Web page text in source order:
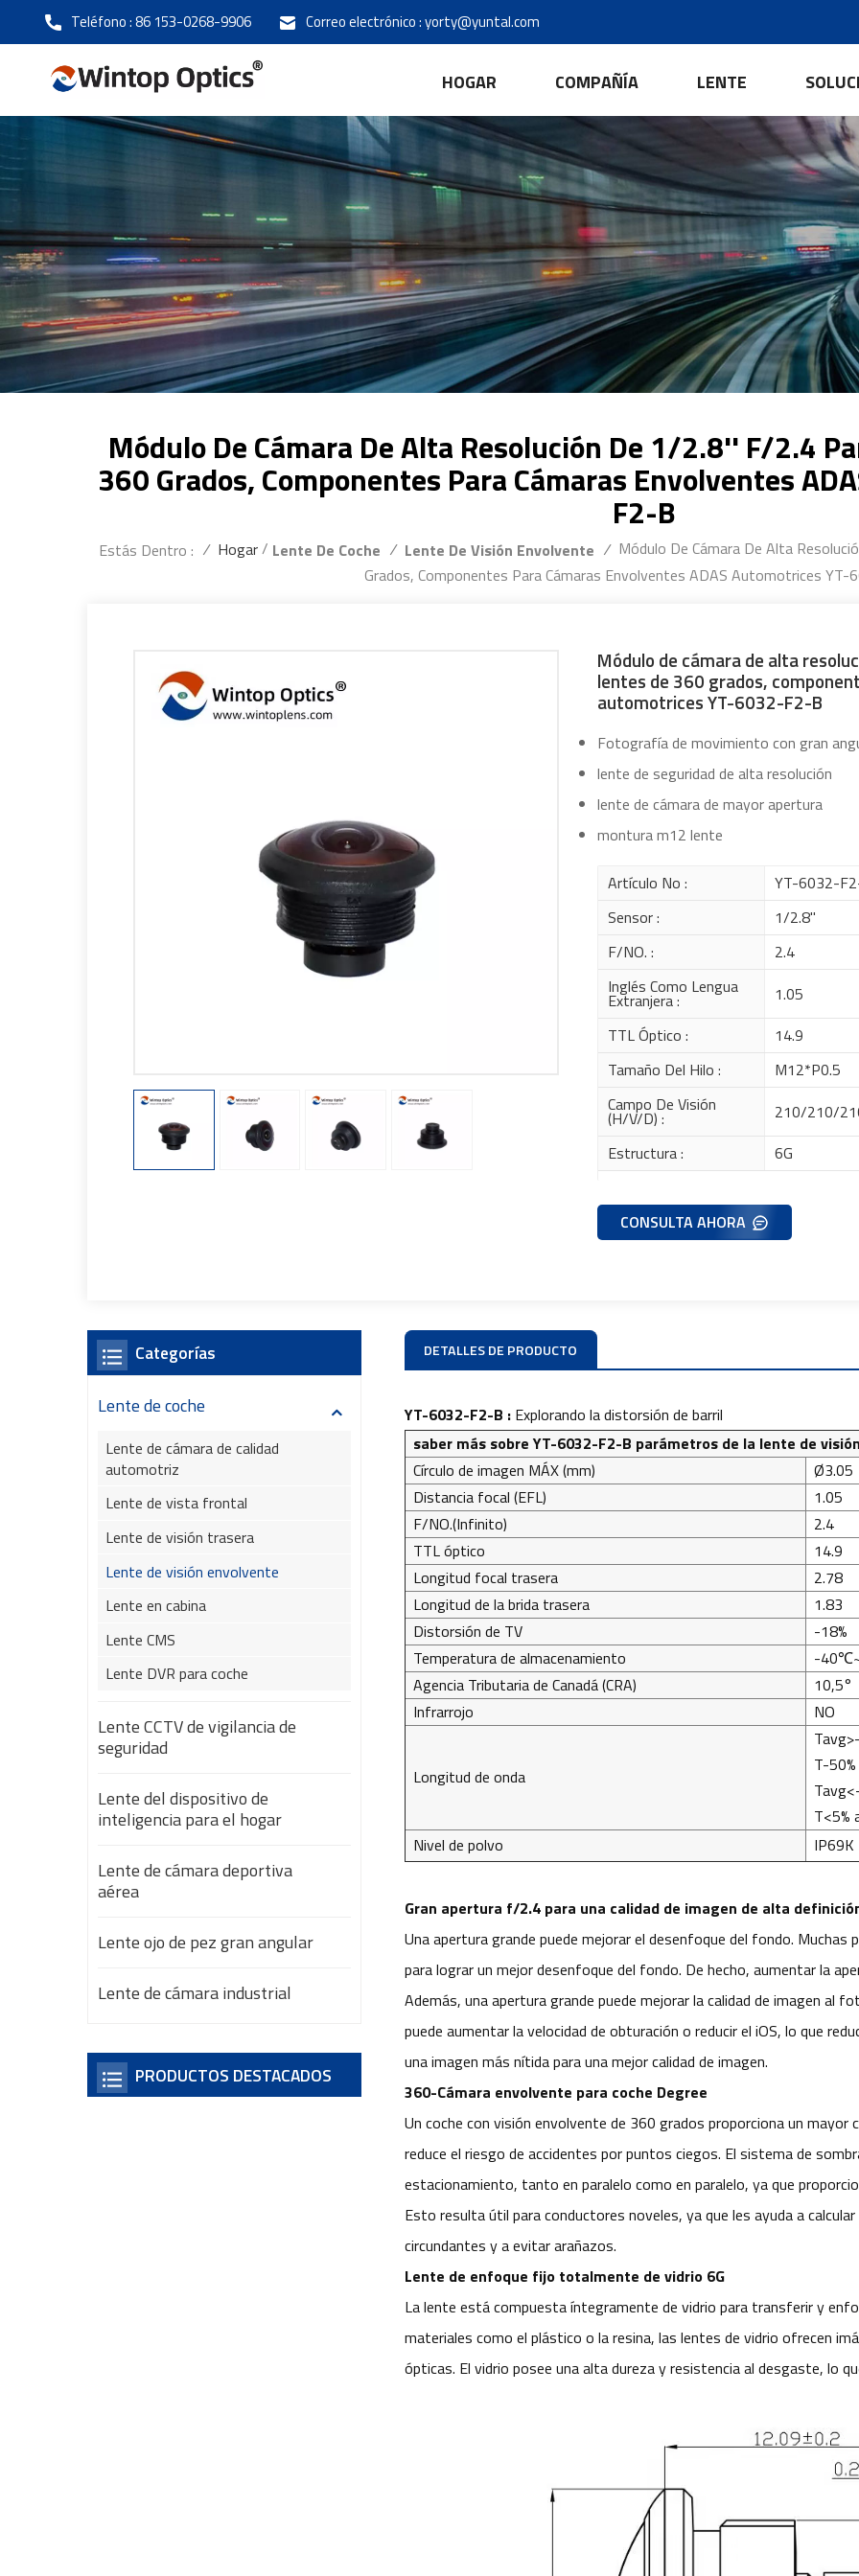
Teléfono :86 153-0268-9906 Correo electrónico :yorty@yuntal.com
HOGAR COMPAÑÍA LENTE
Módulo De Cámara De Alta Resolución De 1/2.8'' F/2.4
360 Grados, Componentes Para Cámaras Envolventes
F2-B
Estás Dentro : / Hogar/ Lente De Coche / Lente De Visión Envolvente / Módulo De Cámara De Alta
Grados, Componentes Para Cámaras Envolventes ADAS Automotrices
Módulo de cámara de alta
lentes de 360 grados,
automotrices YT-6032-F2-B
Fotografía de movimiento con gran
lente de seguridad de alta resolución
lente de cámara de mayor apertura
montura m12 lente
Artículo No :
YT-6032-
Sensor :
1/2.8''
F/NO. :
2.4
Inglés Como Lengua
Extranjera :
1.05
TTL Óptico :
14.9
Tamaño Del Hilo :
M12*P0.5
Campo De Visión
(H/V/D) :
210/210/
Estructura :
6G
CONSULTA AHORA
DETALLES DE PRODUCTO
YT-6032-F2-B : Explorando la distorsión de barril
saber más sobreYT-6032-F2-B parámetros de la lente de
Círculo de imagen MÁX (mm)
Ø3.05
Distancia focal (EFL)
1.05
F/NO.(Infinito)
2.4
TTL óptico
14.9
Longitud focal trasera
2.78
Longitud de la brida trasera
1.83
Distorsión de TV
-18%
Temperatura de almacenamiento
-
Agencia Tributaria de Canadá (CRA)
10,5°
Infrarrojo
NO
Longitud de onda
T-
T<5%
Nivel de polvo
IP69K
Gran apertura f/2.4 para una calidad de imagen de alta
Una apertura grande puede mejorar el desenfoque del fondo.
para lograr un mejor desenfoque del fondo. De hecho, aumentar la
Además, una apertura grande puede mejorar la calidad de imagen al
puede aumentar la velocidad de obturación o reducir el iOS, lo que
una imagen más nítida para una mejor calidad de imagen.
360-Cámara envolvente para coche Degree
Un coche con visión envolvente de 360 grados proporciona un mayor
reduce el riesgo de accidentes por puntos ciegos. El sistema de
estacionamiento, tanto en paralelo como en paralelo, ya que
Esto resulta útil para conductores noveles, ya que les ayuda a
circundantes y a evitar arañazos.
Lente de enfoque fijo totalmente de vidrio 6G
La lente está compuesta íntegramente de vidrio para transferir y
materiales como el plástico o la resina, las lentes de vidrio ofrecen
ópticas. El vidrio posee una alta dureza y resistencia al desgaste, lo
Categorías
Lente de coche
Lente de cámara de calidad
automotriz
Lente de vista frontal
Lente de visión trasera
Lente de visión envolvente
Lente en cabina
Lente CMS
Lente DVR para coche
Lente CCTV de vigilancia de
seguridad
Lente del dispositivo de
inteligencia para el hogar
Lente de cámara deportiva
aérea
Lente ojo de pez gran angular
Lente de cámara industrial
PRODUCTOS DESTACADOS